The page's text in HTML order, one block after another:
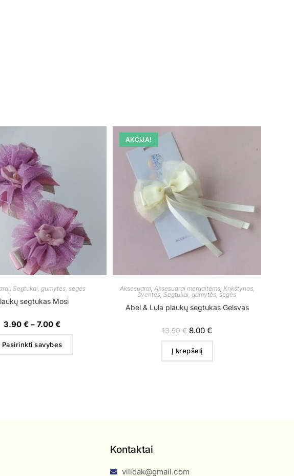
,Segtukai, gumytės, segės
segtukas Mosi
3.90€ – 7.00€
Pasirinkti savybes
AKCIJA!
Aksesuarai, Aksesuarai mergaitėms, Krikštynos,
šventės ,Segtukai, gumytės, segės
Abel & Lula plaukų segtukas Gelsvas
13.50€ 8.00€
Į krepšelį
Kontaktai
vilidak@gmail.com